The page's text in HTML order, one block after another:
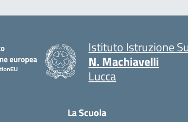
Istituto Istruzione
N. Machiavelli
Lucca
La Scuola